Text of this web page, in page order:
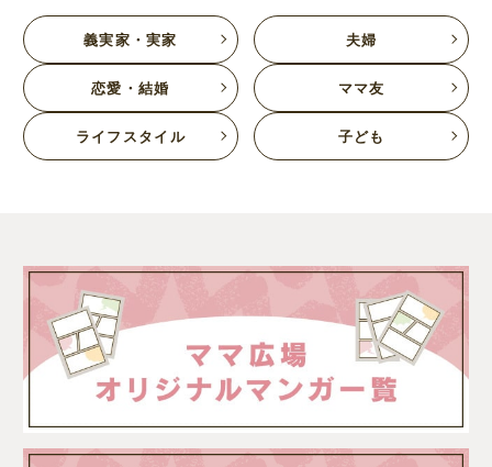
義実家・実家 夫婦
恋愛・結婚 ママ友
ライフスタイル 子ども